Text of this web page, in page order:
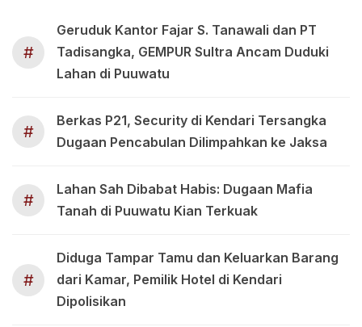
#
Geruduk Kantor Fajar S. Tanawali dan PT
Tadisangka, GEMPUR Sultra Ancam Duduki
Lahan di Puuwatu
#
Berkas P21, Security di Kendari Tersangka
Dugaan Pencabulan Dilimpahkan ke Jaksa
#
Lahan Sah Dibabat Habis: Dugaan Mafia
Tanah di Puuwatu Kian Terkuak
#
Diduga Tampar Tamu dan Keluarkan Barang
dari Kamar, Pemilik Hotel di Kendari
Dipolisikan